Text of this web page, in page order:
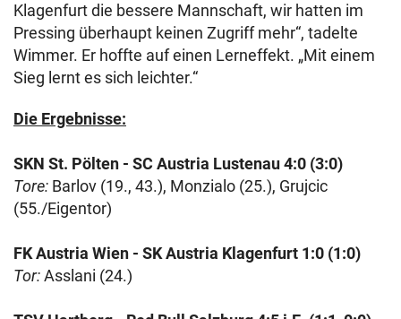
Klagenfurt die bessere Mannschaft, wir hatten im
Pressing überhaupt keinen Zugriff mehr“, tadelte
Wimmer. Er hoffte auf einen Lerneffekt. „Mit einem
Sieg lernt es sich leichter.“
Die Ergebnisse:
SKN St. Pölten - SC Austria Lustenau 4:0 (3:0)
Tore: Barlov (19., 43.), Monzialo (25.), Grujcic
(55./Eigentor)
FK Austria Wien - SK Austria Klagenfurt 1:0 (1:0)
Tor:Asslani (24.)